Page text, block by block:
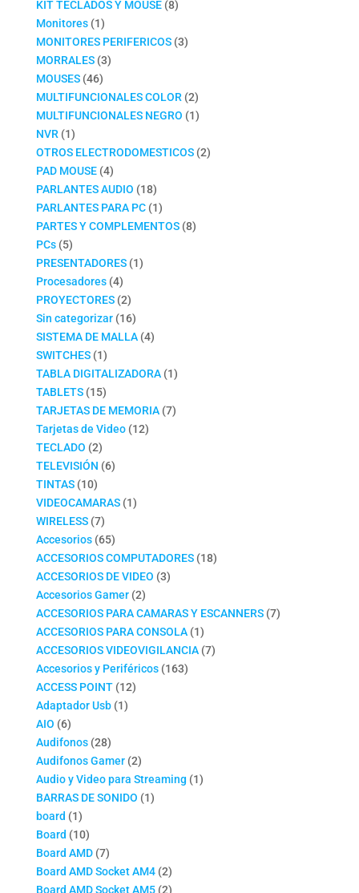
KIT TECLADOS Y MOUSE 88
Monitores 11
producto
MONITORES PERIFERICOS 33
MORRALES 33
MOUSES 4646
productos
MULTIFUNCIONALES COLOR 22
productos
MULTIFUNCIONALES NEGRO 11
NVR 11
producto
OTROS ELECTRODOMESTICOS 22
PAD MOUSE 44
productos
PARLANTES AUDIO 1818
productos
PARLANTES PARA PC 11
producto
PARTES Y COMPLEMENTOS 88
PCs 55
productos
PRESENTADORES 11
Procesadores 44
productos
PROYECTORES 22
productos
Sin categorizar 1616
productos
SISTEMA DE MALLA 44
SWITCHES 11
producto
TABLA DIGITALIZADORA 11
TABLETS 1515
productos
TARJETAS DE MEMORIA 77
Tarjetas de Video 1212
TECLADO 22
productos
TELEVISIÓN 66
TINTAS 1010
productos
VIDEOCAMARAS 11
WIRELESS 77
productos
Accesorios 6565
productos
ACCESORIOS COMPUTADORES 1818
ACCESORIOS DE VIDEO 33
Accesorios Gamer 22
productos
ACCESORIOS PARA CAMARAS Y ESCANNERS 77
ACCESORIOS PARA CONSOLA 11
producto
ACCESORIOS VIDEOVIGILANCIA 77
Accesorios y Periféricos 163163
ACCESS POINT 1212
Adaptador Usb 11
AIO 66
productos
Audifonos 2828
productos
Audifonos Gamer 22
productos
Audio y Video para Streaming 11
BARRAS DE SONIDO 11
board 11
producto
Board 1010
productos
Board AMD 77
productos
Board AMD Socket AM4 22
productos
Board AMD Socket AM5 22